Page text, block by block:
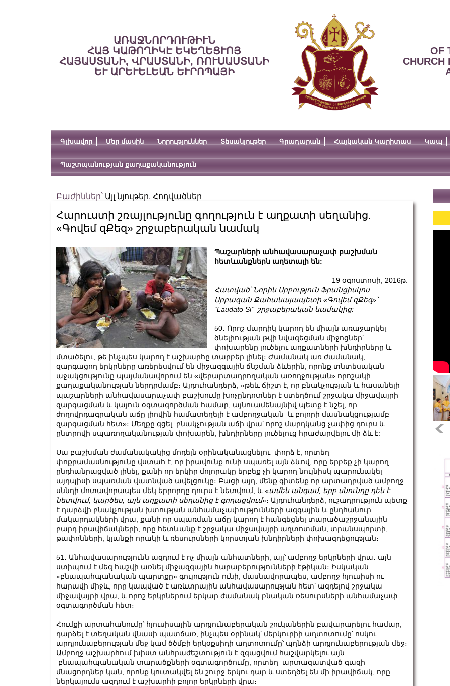
ԱՌԱՋՆՈՐԴՈՒԹԻՒՆ
ՀԱՅ ԿԱԹՈՂԻԿԷ ԵԿԵՂԵՑՒՈՅ
ՀԱՅԱՍՏԱՆԻ, ՎՐԱՍՏԱՆԻ, ՌՈՒՍԱՍՏԱՆԻ
ԵՒ ԱՐԵՒԵԼԵԱՆ ԵՒՐՈՊԱՅԻ
OF
CHURCH
Գլխավոր Մեր մասին Նորություններ Տեսանյութեր Գրադարան Հայկական Կարիտաս Կապ
Պաշտպանության քաղաքականություն
Բաժիններ՝ Այլ նյութեր, Հոդվածներ
Հարուստի շռայլությունը գողություն է աղքատի սեղանից.
«Գովեմ զՔեզ» շրջաբերական նամակ
Պաշարների անհավասարաչափ բաշխման
հետևանքներն աղետալի են:
19 օգոստոսի, 2016թ.
Հատված՝ Նորին Սրբություն Ֆրանցիսկոս
Սրբազան Քահանայապետի «Գովեմ զՔեզ»՝
“Laudato Si'” շրջաբերական նամակից:
50․ Որոշ մարդիկ կարող են միայն առաջարկել
ծնելիության թվի նվազեցման միջոցներ՝
փոխարենը լուծելու աղքատների խնդիրները և
մտածելու, թե ինչպես կարող է աշխարհը տարբեր լինել։ Ժամանակ առ ժամանակ,
զարգացող երկրները առերեսվում են միջազգային ճնշման ձևերին, որոնք տնտեսական
աջակցությունը պայմանավորում են «վերարտադրողական առողջության» որոշակի
քաղաքականության ներդրմամբ։ Այդուհանդերձ, «թեև ճիշտ է, որ բնակչության և հասանելի
պաշարների անհավասարաչափ բաշխումը խոչընդոտներ է ստեղծում շրջակա միջավայրի
զարգացման և կայուն օգտագործման համար, այնուամենայնիվ պետք է նշել, որ
ժողովրդագրական աճը լիովին համատեղելի է ամբողջական և բոլորի մասնակցությամբ
զարգացման հետ»։ Մեղքը գցել բնակչության աճի վրա՝ որոշ մարդկանց չափից դուրս և
ընտրովի սպառողականության փոխարեն, խնդիրները լուծելուց հրաժարվելու մի ձև է:
Սա բաշխման ժամանակակից մոդելն օրինականացնելու փորձ է, որտեղ
փոքրամասնությունը վստահ է, որ իրավունք ունի սպառել այն ձևով, որը երբեք չի կարող
ընդհանրացված լինել, քանի որ երկիր մոլորակը երբեք չի կարող նույնիսկ պարունակել
այդպիսի սպառման վատնված ավելցուկը։ Բացի այդ, մենք գիտենք որ արտադրված ամբողջ
սննդի մոտավորապես մեկ երրորդը դուրս է նետվում, և «ամեն անգամ, երբ սնունդը դեն է
նետվում, կարծես, այն աղքատի սեղանից է գողացվում»։ Այդուհանդերձ, ուշադրություն պետք
է դարձվի բնակչության խտության անհամաչափությունների ազգային և ընդհանուր
մակարդակների վրա, քանի որ սպառման աճը կարող է հանգեցնել տարածաշրջանային
բարդ իրավիճակների, որը հետևանք է շրջակա միջավայրի աղտոտման, տրանսպորտի,
թափոնների, կյանքի որակի և ռեսուրսների կորստյան խնդիրների փոխազդեցության։
51․ Անհավասարությունն ազդում է ոչ միայն անհատների, այլ՝ ամբողջ երկրների վրա․ այն
ստիպում է մեզ հաշվի առնել միջազգային հարաբերությունների էթիկան։ Իսկական
«բնապահպանական պարտքը» գույություն ունի, մասնավորապես, ամբողջ հյուսիսի ու
հարավի միջև, որը կապված է առևտրային անհավասարության հետ՝ ազդելով շրջակա
միջավայրի վրա, և որոշ երկրներում երկար ժամանակ բնական ռեսուրսների անհամաչափ
օգտագործման հետ։
Հումքի արտահանումը՝ հյուսիսային արդյունաբերական շուկաներին բավարարելու համար,
դարձել է տեղական վնասի պատճառ, ինչպես օրինակ՝ մերկուրիի աղտոտումը՝ ոսկու
արդյունաբերության մեջ կամ ծծմբի երկօքսիդի աղտոտումը՝ պղնձի արդյունաբերության մեջ։
Ամբողջ աշխարհում խիստ անհրաժեշտություն է զգացվում հաշվարկելու այն
բնապահպանական տարածքների օգտագործումը, որտեղ արտազատված գազի
մնացորդներ կան, որոնք կուտակվել են շուրջ երկու դար և ստեղծել են մի իրավիճակ, որը
ներկայումս ազդում է աշխարհի բոլոր երկրների վրա։